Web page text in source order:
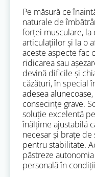
Pe măsură ce
naturale de
forței musculare,
articulațiilor și la o
aceste aspecte fac
ridicarea sau
devină dificile și
căzături, în special
adesea
consecințe grave.
soluție excelentă
înălțime ajustabilă
necesar și brațe
pentru stabilitate.
păstreze
personală în